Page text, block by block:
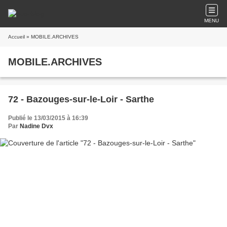
MENU
Accueil » MOBILE.ARCHIVES
MOBILE.ARCHIVES
72 - Bazouges-sur-le-Loir - Sarthe
Publié le 13/03/2015 à 16:39
Par Nadine Dvx